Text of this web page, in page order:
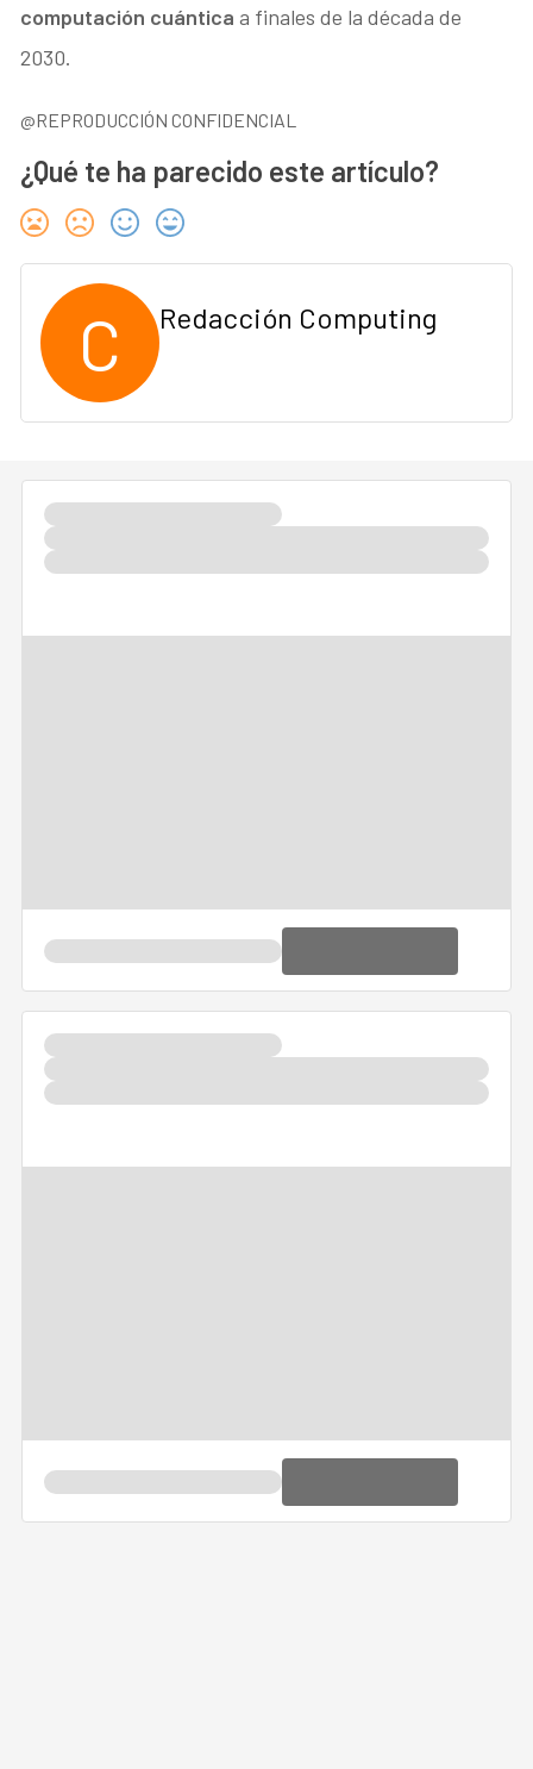
computación cuánticaa finales de la década de
2030.
@REPRODUCCIÓN CONFIDENCIAL
¿Qué te ha parecido este artículo?
C Redacción Computing